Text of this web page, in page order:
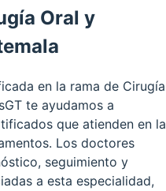
Oral y
en la rama de Cirugía
te ayudamos a
que atienden en la
Los doctores
seguimiento y
a esta especialidad,